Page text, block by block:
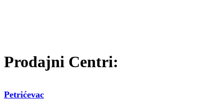
Prodajni Centri:
Petrićevac